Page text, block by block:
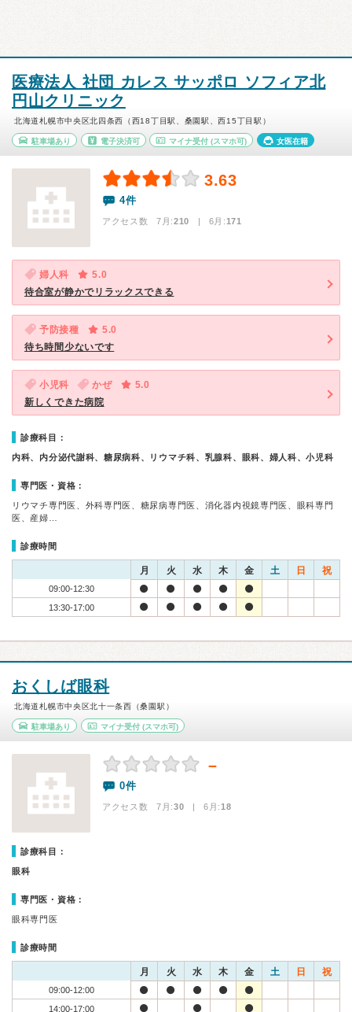
医療法人 社団 カレス サッポロ ソフィア北
円山クリニック
北海道札幌市中央区北四条西（西18丁目駅、桑園駅、西15丁目駅）
駐車場あり 電子決済可 マイナ受付 (スマホ可) 女医在籍
3.63
4件
アクセス数 7月:210 | 6月:171
婦人科
5.0
待合室が静かでリラックスできる
予防接種
5.0
待ち時間少ないです
小児科 かぜ
5.0
新しくできた病院
診療科目：
内科、内分泌代謝科、糖尿病科、リウマチ科、乳腺科、眼科、婦人科、小児科
専門医・資格：
リウマチ専門医、外科専門医、糖尿病専門医、消化器内視鏡専門医、眼科専門
医、産婦…
診療時間
月 火 水 木 金 土 日 祝
09:00-12:30
13:30-17:00
おくしば眼科
北海道札幌市中央区北十一条西（桑園駅）
駐車場あり マイナ受付(スマホ可)
－
0件
アクセス数 7月:30 | 6月:18
診療科目：
眼科
専門医・資格：
眼科専門医
診療時間
月 火 水 木 金 土 日 祝
09:00-12:00
14:00-17:00